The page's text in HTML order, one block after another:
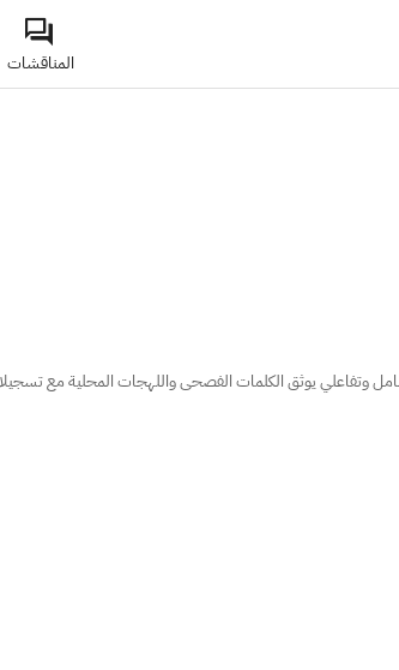
المناقشات
وتفاعلي يوثق الكلمات الفصحى واللهجات المحلية مع